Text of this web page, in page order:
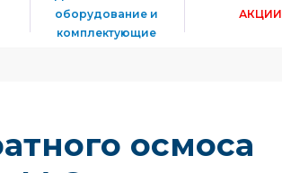
оборудование и
комплектующие
АКЦИИ
осмоса